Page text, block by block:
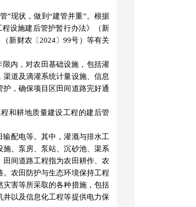
”现状，做到 “建管并重”。根据
设施建后管护暂行办法》 （新
（新财农〔 2024〕99号）等有关
内，对农田基础设施，包括灌
道及滴灌系统计量设施、信息
，确保项目区田间道路完好通
和耕地质量建设工程的建后管
配电等。其中，灌溉与排水工
、泵房、泵站、沉砂池、渠系
间道路工程指为农田耕作、农
农田防护与生态环境保持工程
害等所采取的各种措施，包括
以及信息化工程等提供电力保